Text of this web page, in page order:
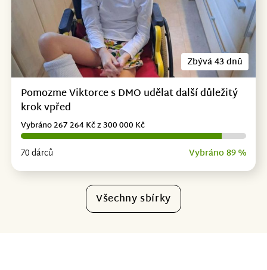
Zbývá 43 dnů
Pomozme Viktorce s DMO udělat další důležitý
krok vpřed
70 dárců Vybráno 89 %
Vybráno 267 264 Kč z 300 000 Kč
Všechny sbírky